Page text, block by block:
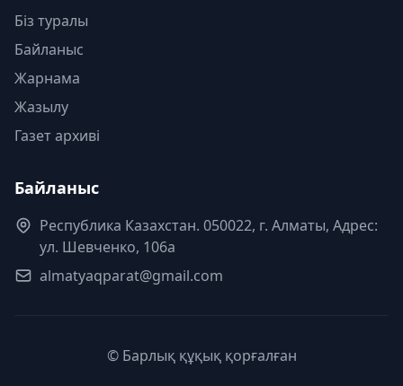
Біз туралы
Байланыс
Жарнама
Жазылу
Газет архиві
Байланыс
Республика Казахстан. 050022, г. Алматы, Адрес:
ул. Шевченко, 106а
almatyaqparat@gmail.com
© Барлық құқық қорғалған